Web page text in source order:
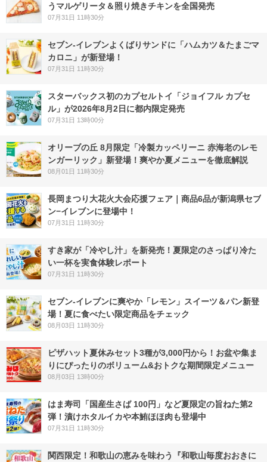
うマルゲリータ＆照り焼きチキンを全国発売
07月31日 11時30分
セブン‐イレブンよくばりサンドに「ハムカツ＆たまごマ
カロニ」が新登場！
07月31日 11時30分
スターバックス初のカプセルトイ「ジョイフル カプセ
ル」が2026年8月2日に都内限定発売
07月31日 13時00分
オリーブの丘 8月限定「冷製カッペリーニ 赤海老のレモ
ンガーリック」新登場！爽やか夏メニューを徹底解説
08月01日 11時30分
長岡まつり大花火大会応援フェア｜商品6品が新潟県セブ
ン−イレブンに登場中！
07月31日 11時30分
すき家が「冷やし汁」を新発売！夏限定のさっぱり冷た
い一杯を実食体験レポート
07月31日 11時30分
セブン‐イレブンに爽やか「レモン」スイーツ＆パン新登
場！夏に食べたい限定商品をチェック
08月03日 11時30分
ピザハット夏休みセット3種が3,000円から！お盆や集ま
りにぴったりのボリューム&おトクな期間限定メニュー
08月03日 13時00分
はま寿司「国産生さば 100円」など夏限定の旨ねた第2
弾！漬けホタルイカや本鮪ほほ肉も登場中
07月31日 11時30分
関西限定！和歌山の恵みを味わう『和歌山毎度おおきに